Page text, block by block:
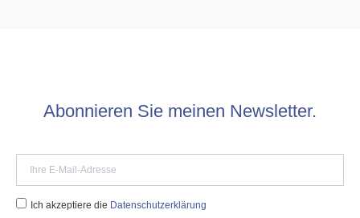
Abonnieren Sie meinen Newsletter.
Ich akzeptiere die Datenschutzerklärung